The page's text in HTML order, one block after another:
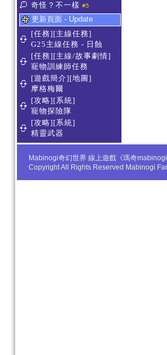
奇怪？不一樣 #5
更新頁面 - Update
[任務][主線任務]
G25主線任務 - 日蝕
[任務][主線/故事劇情]
寵物訓練師任務
[遊戲簡介][地圖]
摩格梅爾
[攻略][系統]
寵物探險隊
[攻略][系統]
精靈武器
Mabinogi奇幻世界 線上遊戲《瑪奇
Copyright All Rights Reserved Mabinogi